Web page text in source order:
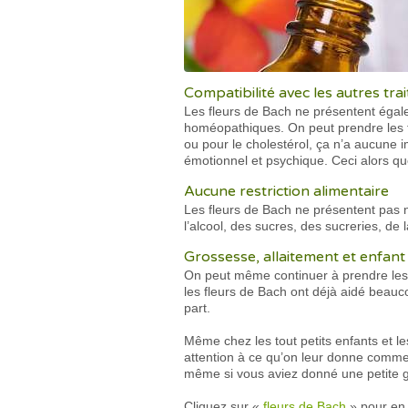
Compatibilité avec les autres
Les fleurs de Bach ne présentent
homéopathiques. On peut prendre
ou pour le cholestérol, ça n’a aucune
émotionnel et psychique. Ceci alors
Aucune restriction alimentaire
Les fleurs de Bach ne présentent pas
l’alcool, des sucres, des sucreries,
Grossesse, allaitement et enfant
On peut même continuer à prendre
les fleurs de Bach ont déjà aidé
part.
Même chez les tout petits enfants et
attention à ce qu’on leur donne
même si vous aviez donné une petite